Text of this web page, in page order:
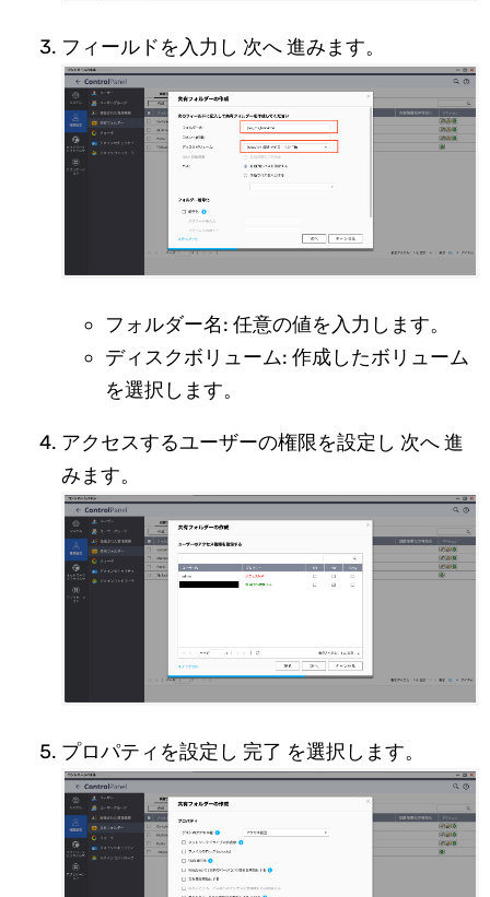
フィールドを入力し 次へ 進みます。
フォルダー名: 任意の値を入力します。
ディスクボリューム: 作成したボリューム
を選択します。
アクセスするユーザーの権限を設定し 次へ 進
みます。
プロパティを設定し 完了 を選択します。